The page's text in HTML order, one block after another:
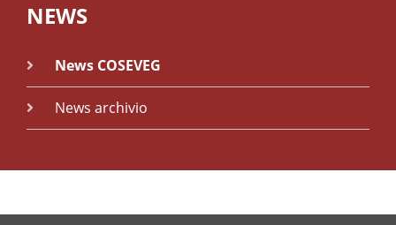
NEWS
News COSEVEG
News archivio